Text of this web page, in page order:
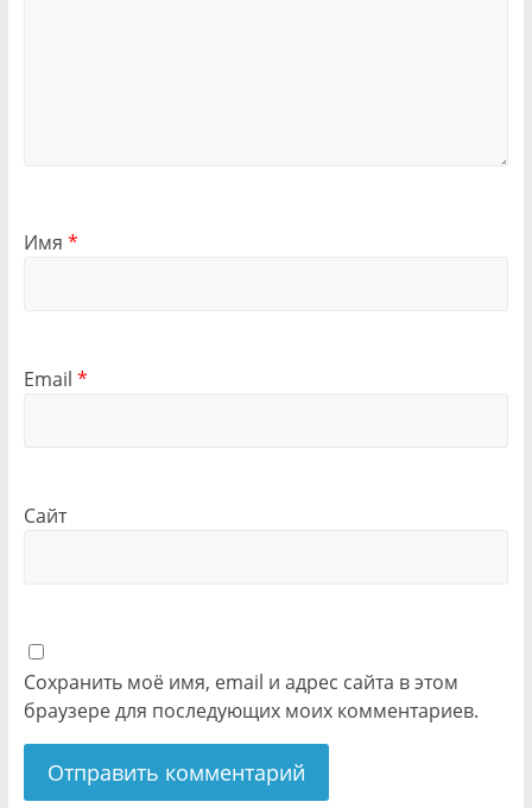
Имя *
Email *
Сайт
Сохранить моё имя, email и адрес сайта в этом
браузере для последующих моих комментариев.